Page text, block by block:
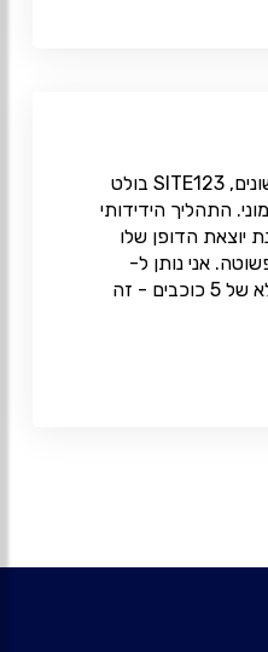
לאחר שניסיתי בוני אתרים שונים, SITE123 בולט
התהליך הידידותי
יוצאת הדופן שלו
אני נותן ל-
SITE123 בביטחון דירוג מלא של 5 כוכבים - זה